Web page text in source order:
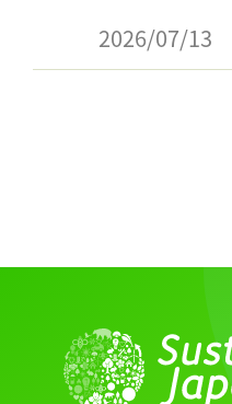
2026/07/13